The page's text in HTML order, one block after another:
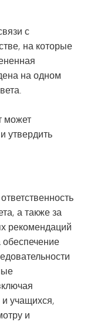
с
на которые
на одном
может
утвердить
а также за
рекомендаций
и учащихся,
и